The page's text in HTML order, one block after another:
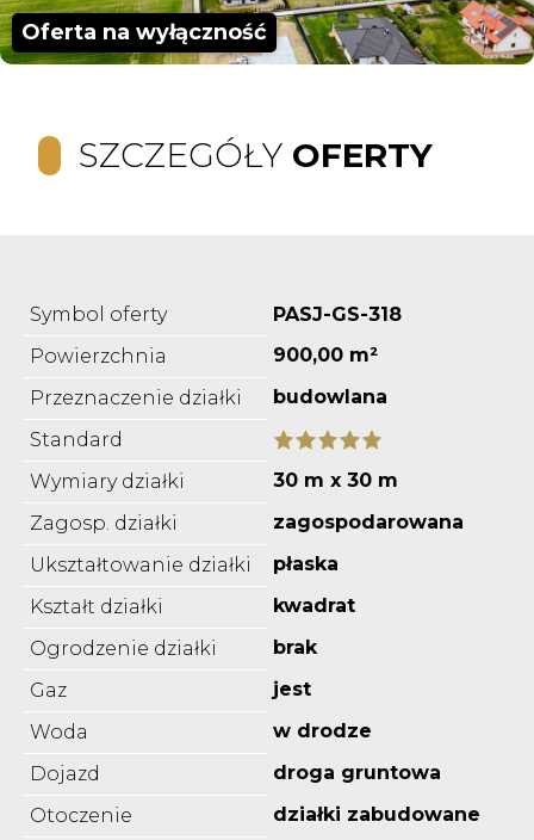
Oferta na wyłączność
SZCZEGÓŁY OFERTY
Symbol oferty
PASJ-GS-318
Powierzchnia
900,00 m²
Przeznaczenie działki
budowlana
Standard
Wymiary działki
30 m x 30 m
Zagosp. działki
zagospodarowana
Ukształtowanie działki
płaska
Kształt działki
kwadrat
Ogrodzenie działki
brak
Gaz
jest
Woda
w drodze
Dojazd
droga gruntowa
Otoczenie
działki zabudowane